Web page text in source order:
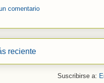
comentario
reciente
Suscribirse a: